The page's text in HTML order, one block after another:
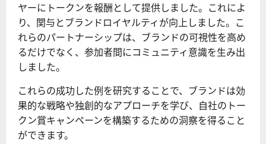
ヤーにトークンを報酬として提供しました。これによ
り、関与とブランドロイヤルティが向上しました。こ
れらのパートナーシップは、ブランドの可視性を高め
るだけでなく、参加者間にコミュニティ意識を生み出
しました。
これらの成功した例を研究することで、ブランドは効
果的な戦略や独創的なアプローチを学び、自社のトー
クン賞キャンペーンを構築するための洞察を得ること
ができます。